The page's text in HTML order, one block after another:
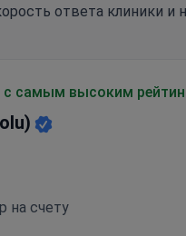
ответа клиники и
с самым высоким
на счету